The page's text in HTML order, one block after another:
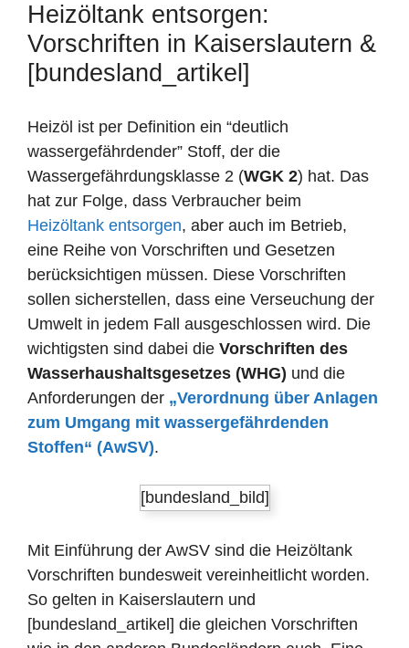
Heizöltank entsorgen:
Vorschriften in Kaiserslautern &
[bundesland_artikel]
Heizöl ist per Definition ein “deutlich
wassergefährdender” Stoff, der die
Wassergefährdungsklasse 2 (WGK 2) hat. Das
hat zur Folge, dass Verbraucher beim
Heizöltank entsorgen, aber auch im Betrieb,
eine Reihe von Vorschriften und Gesetzen
berücksichtigen müssen. Diese Vorschriften
sollen sicherstellen, dass eine Verseuchung der
Umwelt in jedem Fall ausgeschlossen wird. Die
wichtigsten sind dabei die Vorschriften des
Wasserhaushaltsgesetzes (WHG) und die
Anforderungen der „Verordnung über Anlagen
zum Umgang mit wassergefährdenden
Stoffen“ (AwSV).
[bundesland_bild]
Mit Einführung der AwSV sind die Heizöltank
Vorschriften bundesweit vereinheitlicht worden.
So gelten in Kaiserslautern und
[bundesland_artikel] die gleichen Vorschriften